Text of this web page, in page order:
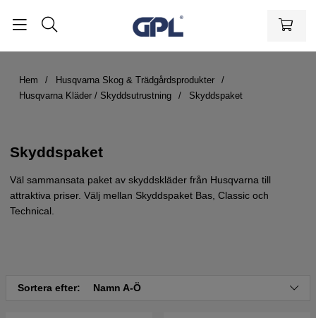
Hem
Husqvarna Skog & Trädgårdsprodukter
Husqvarna Kläder / Skyddsutrustning
Skyddspaket
Skyddspaket
Väl sammansata paket av skyddskläder från Husqvarna till
attraktiva priser. Välj mellan Skyddspaket Bas, Classic och
Technical.
Sortera efter: Namn A-Ö